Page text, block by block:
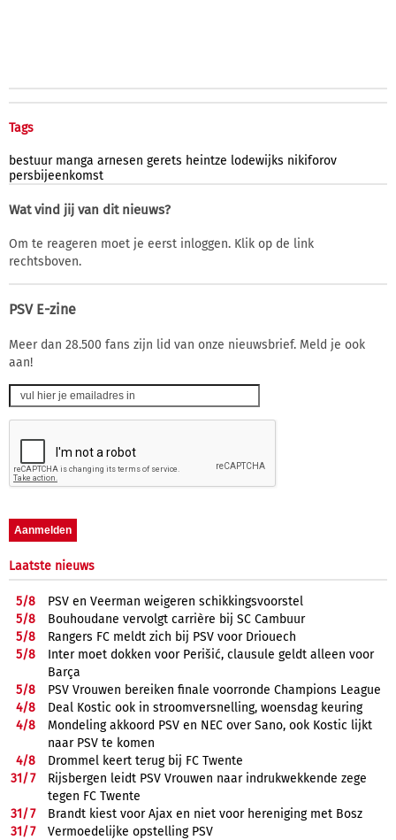
Tags
bestuur manga arnesen gerets heintze lodewijks nikiforov
persbijeenkomst
Wat vind jij van dit nieuws?
Om te reageren moet je eerst inloggen. Klik op de link
rechtsboven.
PSV E-zine
Meer dan 28.500 fans zijn lid van onze nieuwsbrief. Meld je ook
aan!
Laatste nieuws
5/8
PSV en Veerman weigeren schikkingsvoorstel
5/8
Bouhoudane vervolgt carrière bij SC Cambuur
5/8
Rangers FC meldt zich bij PSV voor Driouech
5/8
Inter moet dokken voor Perišić, clausule geldt alleen voor
Barça
5/8
PSV Vrouwen bereiken finale voorronde Champions League
4/8
Deal Kostic ook in stroomversnelling, woensdag keuring
4/8
Mondeling akkoord PSV en NEC over Sano, ook Kostic lijkt
naar PSV te komen
4/8
Drommel keert terug bij FC Twente
31/7
Rijsbergen leidt PSV Vrouwen naar indrukwekkende zege
tegen FC Twente
31/7
Brandt kiest voor Ajax en niet voor hereniging met Bosz
31/7
Vermoedelijke opstelling PSV